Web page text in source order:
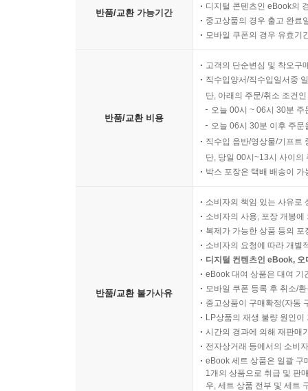
반품/교환 가능기간
디지털 콘텐츠인 eBook의
중고상품의 경우 출고 완료
모바일 쿠폰의 경우 유효기
반품/교환 비용
고객의 단순변심 및 착오구
직수입양서/직수입일서중
단, 아래의 주문/취소 조건
오늘 00시 ~ 06시 30분
오늘 06시 30분 이후 주
직수입 음반/영상물/기프트
단, 당일 00시~13시 사이의
박스 포장은 택배 배송이
반품/교환 불가사유
소비자의 책임 있는 사유로
소비자의 사용, 포장 개봉
복제가 가능한 상품 등의
소비자의 요청에 따라 개별
디지털 컨텐츠인 eBook,
eBook 대여 상품은 대여 기
모바일 쿠폰 등록 후 취소/
중고상품이 구매확정(자동
LP상품의 재생 불량 원인
시간의 경과에 의해 재판매
전자상거래 등에서의 소비
eBook 세트 상품은 일괄 구
1개의 상품으로 취급 및 판
우, 세트 상품 전부 및 세트